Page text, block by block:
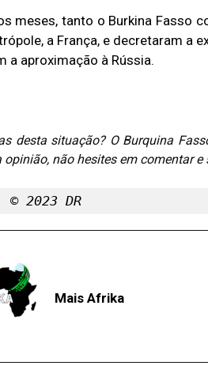
meses, tanto o Burkina Fasso
a França, e decretaram a
a aproximação à Rússia.
desta situação? O Burquina
opinião, não hesites em comentar
© 2023 DR
Mais Afrika